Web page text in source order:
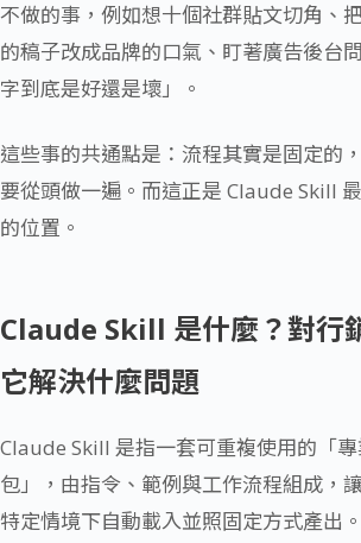
不做的事，例如想十個社群貼文切角、
的稿子改成品牌的口氣、盯著廣告後台
字到底是好還是壞」。
這些事的共通點是：流程其實是固定的
要從頭做一遍。而這正是 Claude Skill
的位置。
Claude Skill 是什麼？對行
它解決什麼問題
Claude Skill 是指一套可重複使用的「
包」，由指令、範例與工作流程組成，
特定情境下自動載入並照固定方式產出